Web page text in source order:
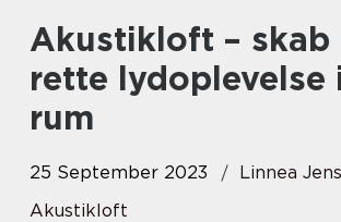
Akustikloft – skab den
rette lydoplevelse
rum
25 September 2023
Linnea
Akustikloft